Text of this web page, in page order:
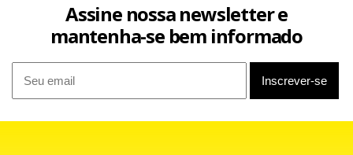
Já os estudos para a BR 364-365, entre Goiás e Minas
Gerais, e a BR 364-060, em Goiás, encontram-se em
Assine nossa newsletter e
mantenha-se bem informado